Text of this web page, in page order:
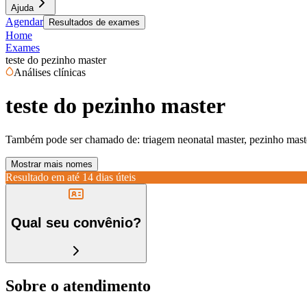
Ajuda
Agendar Resultados de exames
Home
Exames
teste do pezinho master
Análises clínicas
teste do pezinho master
Também pode ser chamado de: triagem neonatal master, pezinho
Mostrar mais nomes
Resultado em até 14 dias úteis
Qual seu convênio?
Sobre o atendimento